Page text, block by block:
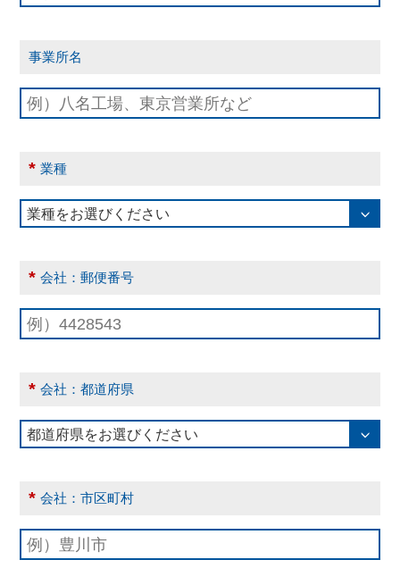
事業所名
* 業種
* 会社：郵便番号
* 会社：都道府県
* 会社：市区町村